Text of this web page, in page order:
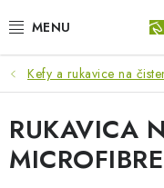
na
JAZDEC
KÔŇ
PONY
Kefy a rukavice na
RUKAVICA